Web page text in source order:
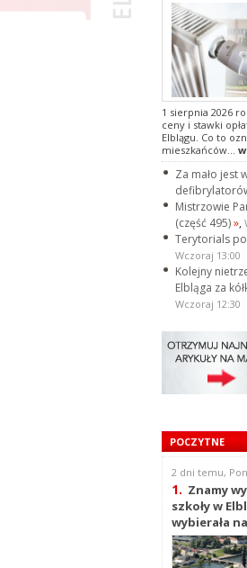
1 sierpnia 2026
ceny i stawki
Elblągu. Co to
mieszkańców...
Za mało jest
Mistrzowie
(część 495)»,
Terytorials
Wczoraj 13:00
Kolejny
Elbląga za
Wczoraj 12:30
POCZYTNE
2 dni temu,
1. Znamy
szkoły w
wybierała